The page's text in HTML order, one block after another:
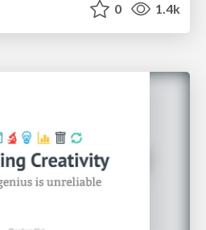
0 1.4k